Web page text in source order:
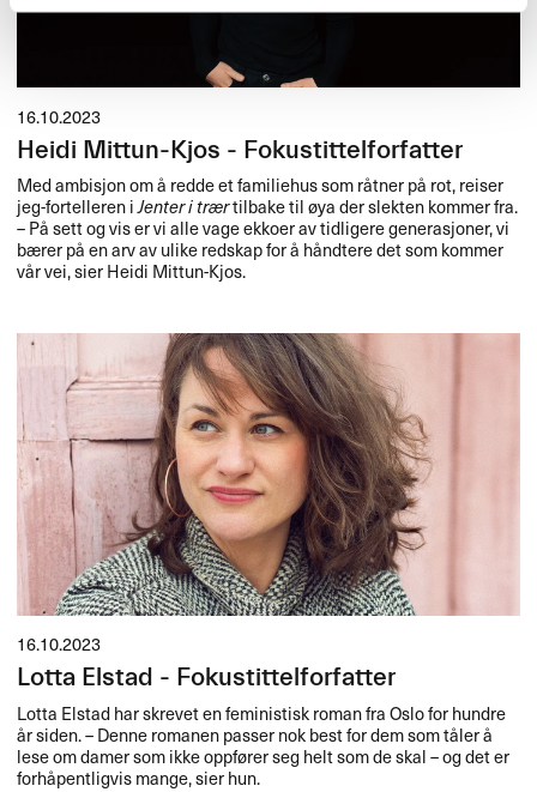
16.10.2023
Heidi Mittun-Kjos - Fokustittelforfatter
Med ambisjon om å redde et familiehus som råtner på rot, reiser
jeg-fortelleren iJenter i trærtilbake til øya der slekten kommer fra.
– På sett og vis er vi alle vage ekkoer av tidligere generasjoner, vi
bærer på en arv av ulike redskap for å håndtere det som kommer
vår vei, sier Heidi Mittun-Kjos.
16.10.2023
Lotta Elstad - Fokustittelforfatter
Lotta Elstad har skrevet en feministisk roman fra Oslo for hundre
år siden. – Denne romanen passer nok best for dem som tåler å
lese om damer som ikke oppfører seg helt som de skal – og det er
forhåpentligvis mange, sier hun.